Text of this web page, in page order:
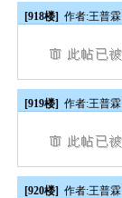
[918楼] 作者:王普霖
[919楼] 作者:王普霖
[920楼] 作者:王普霖